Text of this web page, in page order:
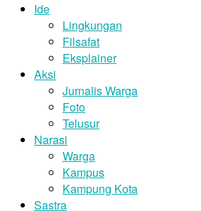
Ide
Lingkungan
Filsafat
Eksplainer
Aksi
Jurnalis Warga
Foto
Telusur
Narasi
Warga
Kampus
Kampung Kota
Sastra